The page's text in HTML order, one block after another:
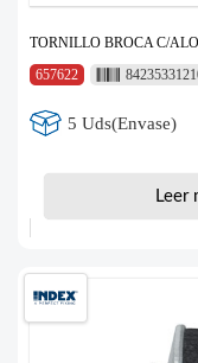
TORNILLO BROCA C/
657622
5 Uds(Envase)
Leer